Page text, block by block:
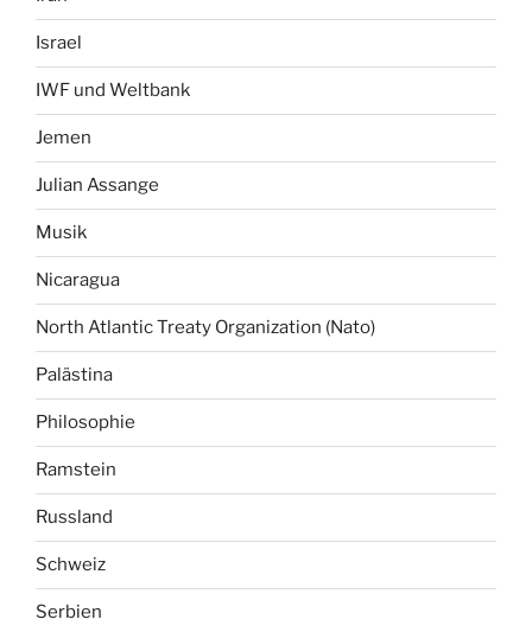
Israel
IWF und Weltbank
Jemen
Julian Assange
Musik
Nicaragua
North Atlantic Treaty Organization (Nato)
Palästina
Philosophie
Ramstein
Russland
Schweiz
Serbien